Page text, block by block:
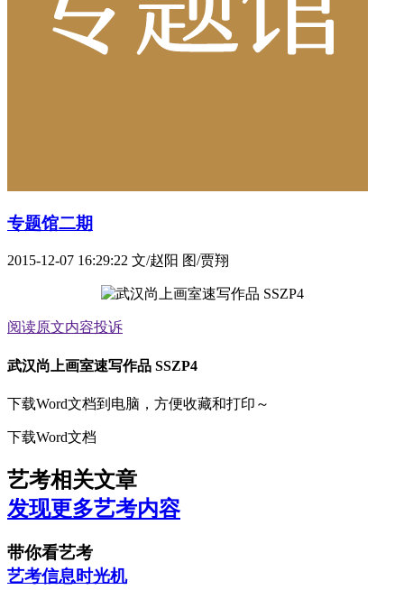
专题馆二期
2015-12-07 16:29:22 文/赵阳 图/贾翔
阅读原文内容投诉
武汉尚上画室速写作品 SSZP4
下载Word文档到电脑，方便收藏和打印～
下载Word文档
艺考相关文章
发现更多艺考内容
带你看艺考
艺考信息时光机